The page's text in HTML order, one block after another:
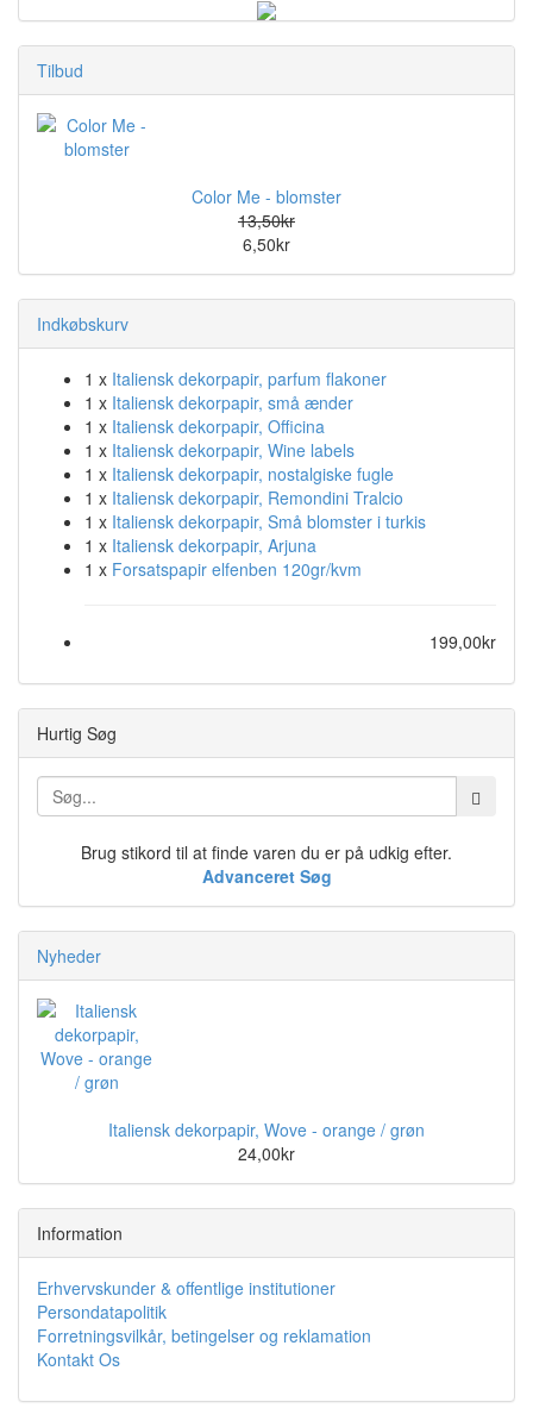
Tilbud
Color Me - blomster
13,50kr
6,50kr
Indkøbskurv
1 x Italiensk dekorpapir, parfum flakoner
1 x Italiensk dekorpapir, små ænder
1 x Italiensk dekorpapir, Officina
1 x Italiensk dekorpapir, Wine labels
1 x Italiensk dekorpapir, nostalgiske fugle
1 x Italiensk dekorpapir, Remondini Tralcio
1 x Italiensk dekorpapir, Små blomster i turkis
1 x Italiensk dekorpapir, Arjuna
1 x Forsatspapir elfenben 120gr/kvm
199,00kr
Hurtig Søg
Brug stikord til at finde varen du er på udkig efter.
Advanceret Søg
Nyheder
Italiensk dekorpapir, Wove - orange / grøn
24,00kr
Information
Erhvervskunder & offentlige institutioner
Persondatapolitik
Forretningsvilkår, betingelser og reklamation
Kontakt Os